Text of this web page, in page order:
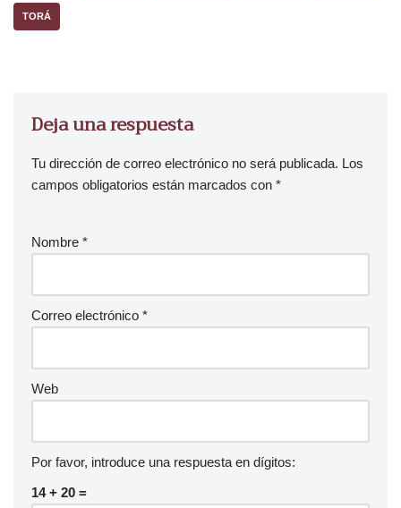
TORÁ
Deja una respuesta
Tu dirección de correo electrónico no será publicada. Los
campos obligatorios están marcados con *
Nombre *
Correo electrónico *
Web
Por favor, introduce una respuesta en dígitos:
14 + 20 =